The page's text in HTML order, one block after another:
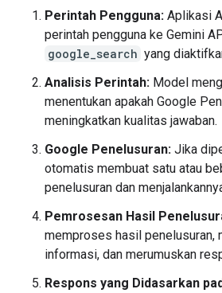
Perintah Pengguna: Aplikasi
perintah pengguna ke Gemini
google_search yang
Analisis Perintah: Model
menentukan apakah Google
meningkatkan kualitas jawaban.
Google Penelusuran: Jika
otomatis membuat satu atau
penelusuran dan
Pemrosesan Hasil
memproses hasil penelusuran,
informasi, dan merumuskan
Respons yang Didasarkan